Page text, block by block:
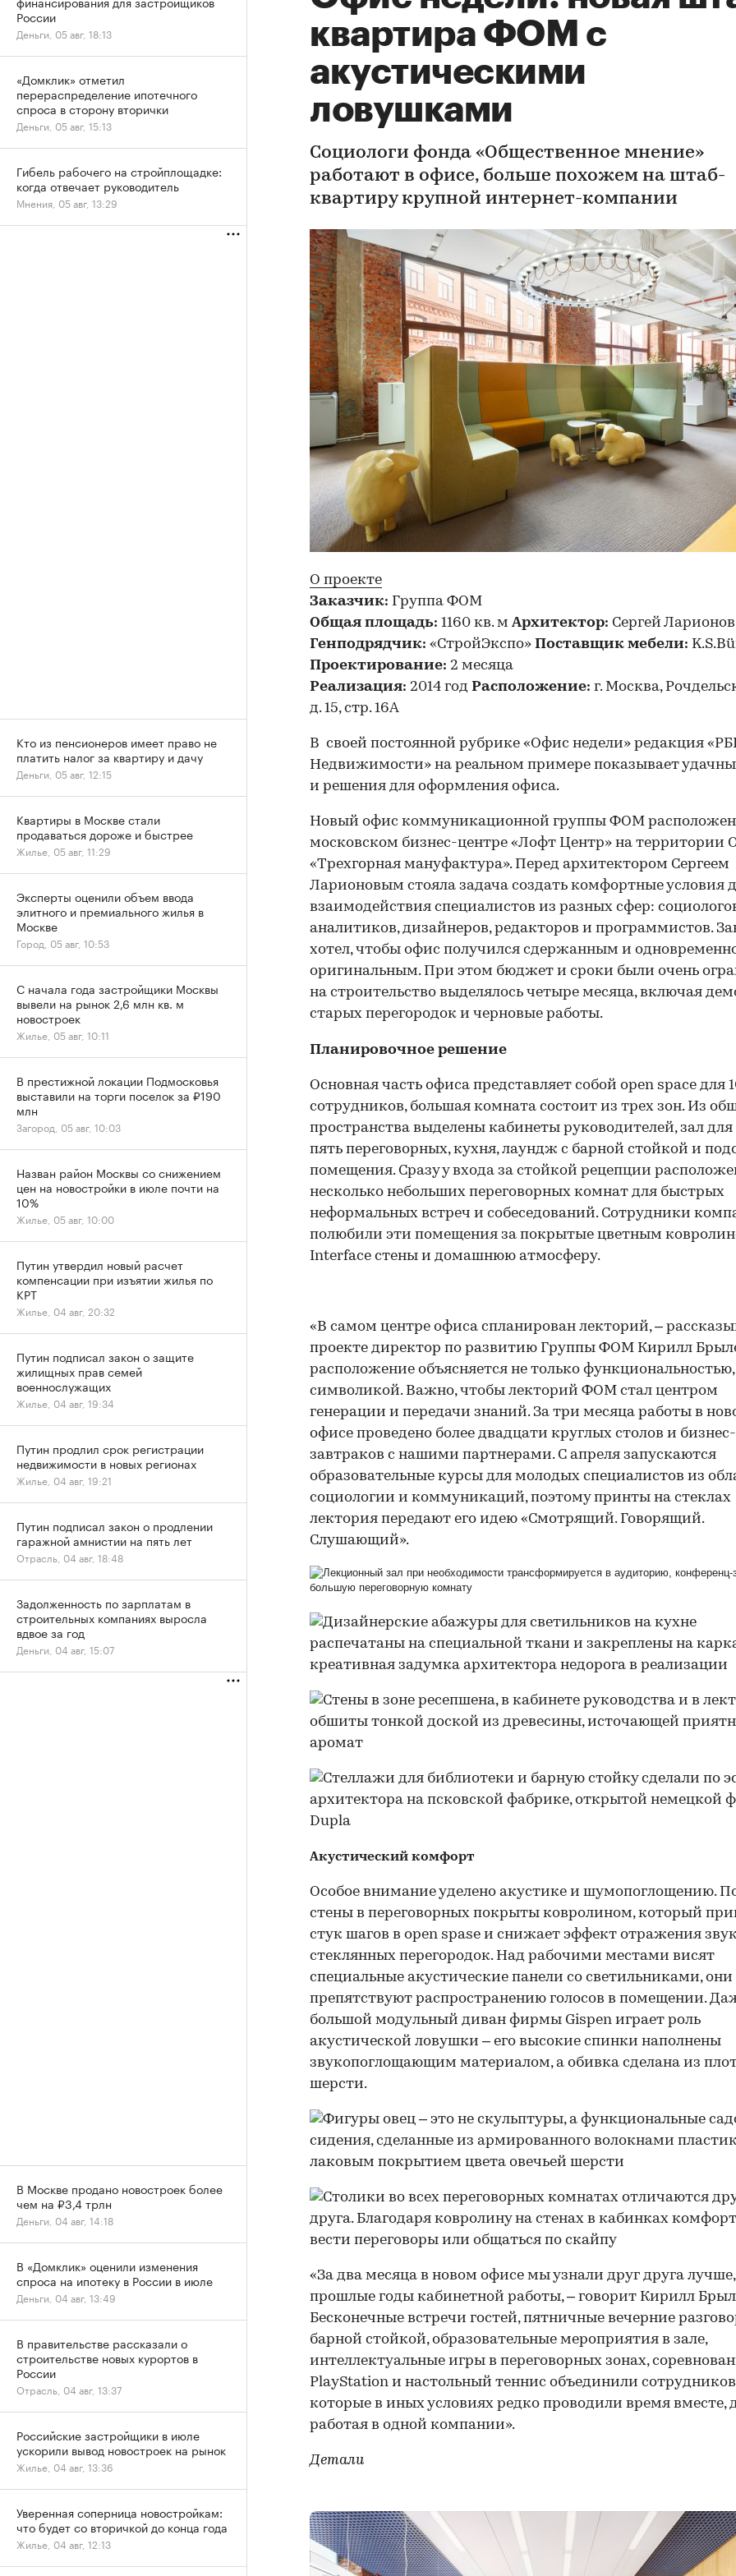
квартира ФОМ с
акустическими
ловушками
Социологи фонда «Общественное мнение»
работают в офисе, больше похожем на штаб-
квартиру крупной интернет-компании
О проекте
Заказчик: Группа ФОМ
Общая площадь: 1160 кв. м Архитектор: Сергей Ларионов
Генподрядчик: «СтройЭкспо» Поставщик мебели:
Проектирование: 2 месяца
Реализация: 2014 год Расположение: г. Москва,
д. 15, стр. 16А
В своей постоянной рубрике «Офис недели» редакция
Недвижимости» на реальном примере показывает
и решения для оформления офиса.
Новый офис коммуникационной группы ФОМ
московском бизнес-центре «Лофт Центр» на территории
«Трехгорная мануфактура». Перед архитектором Сергеем
Ларионовым стояла задача создать комфортные условия
взаимодействия специалистов из разных сфер:
аналитиков, дизайнеров, редакторов и программистов.
хотел, чтобы офис получился сдержанным и
оригинальным. При этом бюджет и сроки были очень
на строительство выделялось четыре месяца, включая
старых перегородок и черновые работы.
Планировочное решение
Основная часть офиса представляет собой open space для
сотрудников, большая комната состоит из трех зон. Из
пространства выделены кабинеты руководителей, зал
пять переговорных, кухня, лаундж с барной стойкой и
помещения. Сразу у входа за стойкой рецепции
несколько небольших переговорных комнат для быстрых
неформальных встреч и собеседований. Сотрудники
полюбили эти помещения за покрытые цветным
Interface стены и домашнюю атмосферу.
«В самом центре офиса спланирован лекторий, –
проекте директор по развитию Группы ФОМ Кирилл
расположение объясняется не только
символикой. Важно, чтобы лекторий ФОМ стал центром
генерации и передачи знаний. За три месяца работы в
офисе проведено более двадцати круглых столов и бизнес-
завтраков с нашими партнерами. С апреля запускаются
образовательные курсы для молодых специалистов из
социологии и коммуникаций, поэтому принты на стеклах
лектория передают его идею «Смотрящий. Говорящий.
Слушающий».
Акустический комфорт
Особое внимание уделено акустике и шумопоглощению.
стены в переговорных покрыты ковролином, который
стук шагов в open spase и снижает эффект отражения
стеклянных перегородок. Над рабочими местами висят
специальные акустические панели со светильниками,
препятствуют распространению голосов в помещении.
большой модульный диван фирмы Gispen играет роль
акустической ловушки – его высокие спинки наполнены
звукопоглощающим материалом, а обивка сделана из
шерсти.
«За два месяца в новом офисе мы узнали друг друга
прошлые годы кабинетной работы, – говорит Кирилл
Бесконечные встречи гостей, пятничные вечерние
барной стойкой, образовательные мероприятия в зале,
интеллектуальные игры в переговорных зонах,
PlayStation и настольный теннис объединили
которые в иных условиях редко проводили время вместе,
работая в одной компании».
Детали
России
Деньги, 05 авг, 18:13
«Домклик» отметил
перераспределение ипотечного
спроса в сторону вторички
Деньги, 05 авг, 15:13
Гибель рабочего на стройплощадке:
когда отвечает руководитель
Мнения, 05 авг, 13:29
Кто из пенсионеров имеет право не
платить налог за квартиру и дачу
Деньги, 05 авг, 12:15
Квартиры в Москве стали
продаваться дороже и быстрее
Жилье, 05 авг, 11:29
Эксперты оценили объем ввода
элитного и премиального жилья в
Москве
Город, 05 авг, 10:53
С начала года застройщики Москвы
вывели на рынок 2,6 млн кв. м
новостроек
Жилье, 05 авг, 10:11
В престижной локации Подмосковья
выставили на торги поселок за ₽190
млн
Загород, 05 авг, 10:03
Назван район Москвы со снижением
цен на новостройки в июле почти на
10%
Жилье, 05 авг, 10:00
Путин утвердил новый расчет
компенсации при изъятии жилья по
КРТ
Жилье, 04 авг, 20:32
Путин подписал закон о защите
жилищных прав семей
военнослужащих
Жилье, 04 авг, 19:34
Путин продлил срок регистрации
недвижимости в новых регионах
Жилье, 04 авг, 19:21
Путин подписал закон о продлении
гаражной амнистии на пять лет
Отрасль, 04 авг, 18:48
Задолженность по зарплатам в
строительных компаниях выросла
вдвое за год
Деньги, 04 авг, 15:07
В Москве продано новостроек более
чем на ₽3,4 трлн
Деньги, 04 авг, 14:18
В «Домклик» оценили изменения
спроса на ипотеку в России в июле
Деньги, 04 авг, 13:49
В правительстве рассказали о
строительстве новых курортов в
России
Отрасль, 04 авг, 13:37
Российские застройщики в июле
ускорили вывод новостроек на рынок
Жилье, 04 авг, 13:36
Уверенная соперница новостройкам:
что будет со вторичкой до конца года
Жилье, 04 авг, 12:13